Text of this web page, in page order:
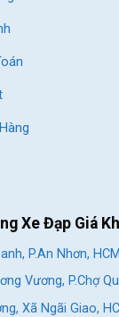
Xe Đạp Giá
P.An Nhơn,
Vương, P.Chợ
Xã Ngãi Giao,